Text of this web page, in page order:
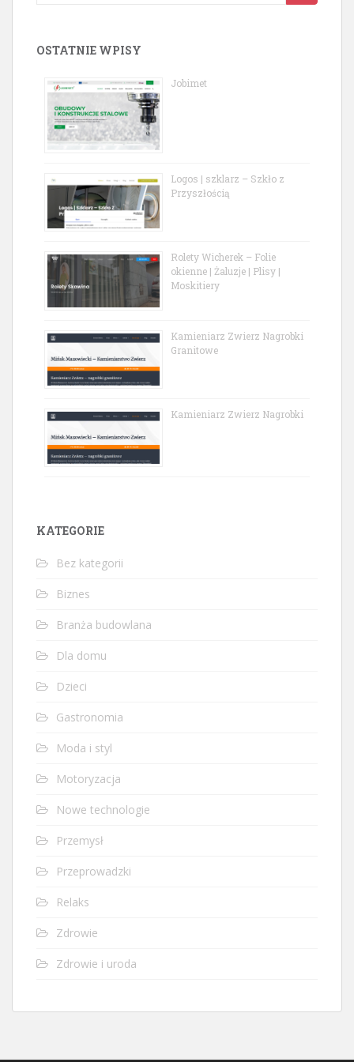
OSTATNIE WPISY
Jobimet
Logos | szklarz – Szkło z
Przyszłością
Rolety Wicherek – Folie
okienne | Żaluzje | Plisy |
Moskitiery
Kamieniarz Zwierz Nagrobki
Granitowe
Kamieniarz Zwierz Nagrobki
KATEGORIE
Bez kategorii
Biznes
Branża budowlana
Dla domu
Dzieci
Gastronomia
Moda i styl
Motoryzacja
Nowe technologie
Przemysł
Przeprowadzki
Relaks
Zdrowie
Zdrowie i uroda